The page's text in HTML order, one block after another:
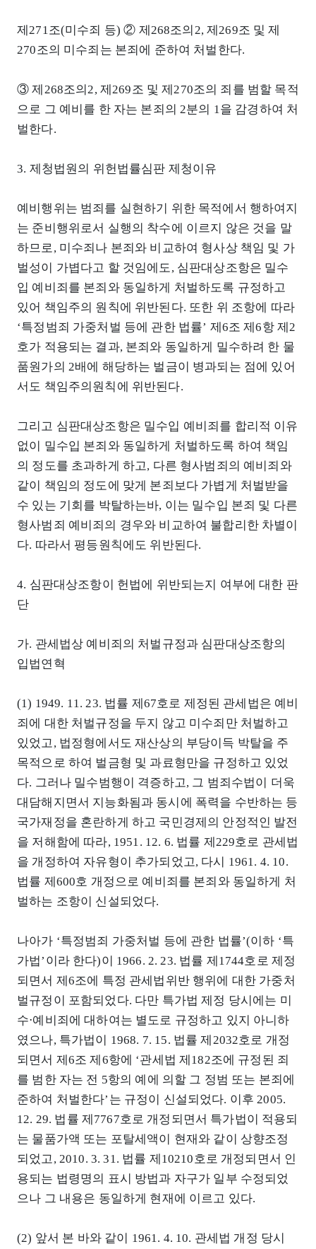
제271조(미수죄 등) ② 제268조의2, 제269조 및 제
270조의 미수죄는 본죄에 준하여 처벌한다.
③ 제268조의2, 제269조 및 제270조의 죄를 범할 목적
으로 그 예비를 한 자는 본죄의 2분의 1을 감경하여 처
벌한다.
3. 제청법원의 위헌법률심판 제청이유
예비행위는 범죄를 실현하기 위한 목적에서 행하여지
는 준비행위로서 실행의 착수에 이르지 않은 것을 말
하므로, 미수죄나 본죄와 비교하여 형사상 책임 및 가
벌성이 가볍다고 할 것임에도, 심판대상조항은 밀수
입 예비죄를 본죄와 동일하게 처벌하도록 규정하고
있어 책임주의 원칙에 위반된다. 또한 위 조항에 따라
‘특정범죄 가중처벌 등에 관한 법률’ 제6조 제6항 제2
호가 적용되는 결과, 본죄와 동일하게 밀수하려 한 물
품원가의 2배에 해당하는 벌금이 병과되는 점에 있어
서도 책임주의원칙에 위반된다.
그리고 심판대상조항은 밀수입 예비죄를 합리적 이유
없이 밀수입 본죄와 동일하게 처벌하도록 하여 책임
의 정도를 초과하게 하고, 다른 형사범죄의 예비죄와
같이 책임의 정도에 맞게 본죄보다 가볍게 처벌받을
수 있는 기회를 박탈하는바, 이는 밀수입 본죄 및 다른
형사범죄 예비죄의 경우와 비교하여 불합리한 차별이
다. 따라서 평등원칙에도 위반된다.
4. 심판대상조항이 헌법에 위반되는지 여부에 대한 판
단
가. 관세법상 예비죄의 처벌규정과 심판대상조항의
입법연혁
(1) 1949. 11. 23. 법률 제67호로 제정된 관세법은 예비
죄에 대한 처벌규정을 두지 않고 미수죄만 처벌하고
있었고, 법정형에서도 재산상의 부당이득 박탈을 주
목적으로 하여 벌금형 및 과료형만을 규정하고 있었
다. 그러나 밀수범행이 격증하고, 그 범죄수법이 더욱
대담해지면서 지능화됨과 동시에 폭력을 수반하는 등
국가재정을 혼란하게 하고 국민경제의 안정적인 발전
을 저해함에 따라, 1951. 12. 6. 법률 제229호로 관세법
을 개정하여 자유형이 추가되었고, 다시 1961. 4. 10.
법률 제600호 개정으로 예비죄를 본죄와 동일하게 처
벌하는 조항이 신설되었다.
나아가 ‘특정범죄 가중처벌 등에 관한 법률’(이하 ‘특
가법’이라 한다)이 1966. 2. 23. 법률 제1744호로 제정
되면서 제6조에 특정 관세법위반 행위에 대한 가중처
벌규정이 포함되었다. 다만 특가법 제정 당시에는 미
수⋅예비죄에 대하여는 별도로 규정하고 있지 아니하
였으나, 특가법이 1968. 7. 15. 법률 제2032호로 개정
되면서 제6조 제6항에 ‘관세법 제182조에 규정된 죄
를 범한 자는 전 5항의 예에 의할 그 정범 또는 본죄에
준하여 처벌한다’는 규정이 신설되었다. 이후 2005.
12. 29. 법률 제7767호로 개정되면서 특가법이 적용되
는 물품가액 또는 포탈세액이 현재와 같이 상향조정
되었고, 2010. 3. 31. 법률 제10210호로 개정되면서 인
용되는 법령명의 표시 방법과 자구가 일부 수정되었
으나 그 내용은 동일하게 현재에 이르고 있다.
(2) 앞서 본 바와 같이 1961. 4. 10. 관세법 개정 당시